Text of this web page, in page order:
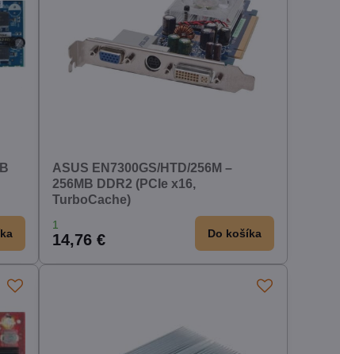
ASUS EN7300GS/HTD/256M –
256MB DDR2 (PCIe x16,
TurboCache)
1
14,76 € Do košíka